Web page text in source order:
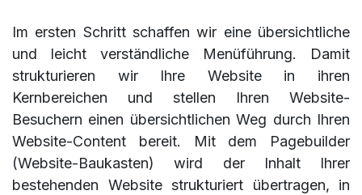
Im ersten Schritt schaffen wir eine übersichtliche
und leicht verständliche Menüführung. Damit
strukturieren wir Ihre Website in ihren
Kernbereichen und stellen Ihren Website-
Besuchern einen übersichtlichen Weg durch Ihren
Website-Content bereit. Mit dem Pagebuilder
(Website-Baukasten) wird der Inhalt Ihrer
bestehenden Website strukturiert übertragen, in